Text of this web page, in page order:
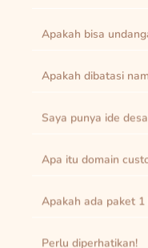
Apakah bisa
Apakah dibatasi
Saya punya ide
Apa itu domain
Apakah ada paket 1
Perlu diperhatikan!